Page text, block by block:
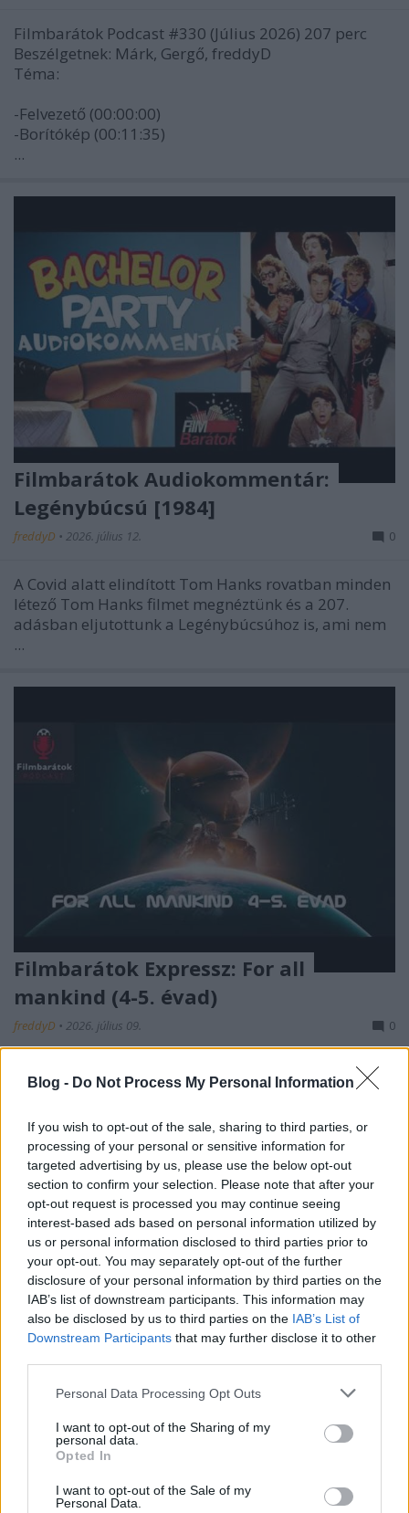
Blog - Do Not Process My Personal Information
If you wish to opt-out of the sale, sharing to third parties, or
processing of your personal or sensitive information for
targeted advertising by us, please use the below opt-out
section to confirm your selection. Please note that after your
opt-out request is processed you may continue seeing
interest-based ads based on personal information utilized by
us or personal information disclosed to third parties prior to
your opt-out. You may separately opt-out of the further
disclosure of your personal information by third parties on the
IAB’s list of downstream participants. This information may
also be disclosed by us to third parties on the IAB’s List of
Downstream Participants that may further disclose it to other
Please note that this website/app uses one or more Google
not limited to your visit or usage behaviour. You may click to
grant or deny consent to Google and its third-party tags to
use your data for below specified purposes in below Google
consent section.
Personal Data Processing Opt Outs
I want to opt-out of the Sharing of my
personal data.
Opted In
I want to opt-out of the Sale of my
Personal Data.
Filmbarátok Podcast #330 (Július 2026) 207 perc
Beszélgetnek: Márk, Gergő, freddyD
Téma:
-Felvezető (00:00:00)
-Borítókép (00:11:35)
...
Filmbarátok Audiokommentár:
Legénybúcsú [1984]
freddyD • 2026. július 12. 0
A Covid alatt elindított Tom Hanks rovatban minden
létező Tom Hanks filmet megnéztünk és a 207.
adásban eljutottunk a Legénybúcsúhoz is, ami nem
...
Filmbarátok Expressz: For all
mankind (4-5. évad)
freddyD • 2026. július 09. 0
Egy hosszabb szünet után folytatódik
kibeszélősorozatunk az Apple TV sci-fi sorozatához.
Filmbarátok játszanak: Sikoly
társasjáték